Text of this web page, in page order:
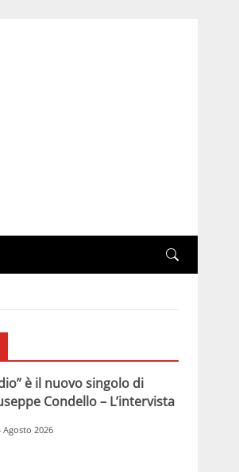
è il nuovo singolo di
Condello – L’intervista
Agosto 2026